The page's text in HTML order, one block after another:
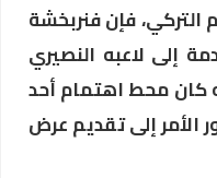
التركي، فإن فنربخشة
إلى لاعبه النصيري
كان محط اهتمام أحد
الأمر إلى تقديم عرض